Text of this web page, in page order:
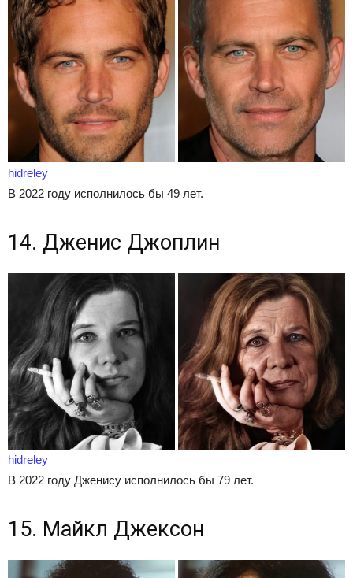
hidreley
В 2022 году исполнилось бы 49 лет.
14. Дженис Джоплин
hidreley
В 2022 году Дженису исполнилось бы 79 лет.
15. Майкл Джексон